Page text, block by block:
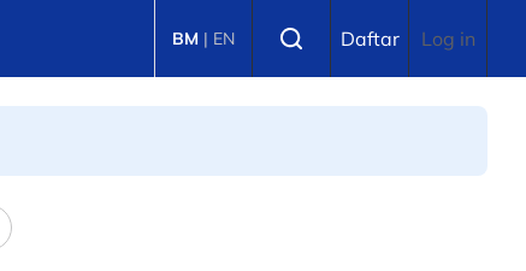
BM | EN Daftar Log in